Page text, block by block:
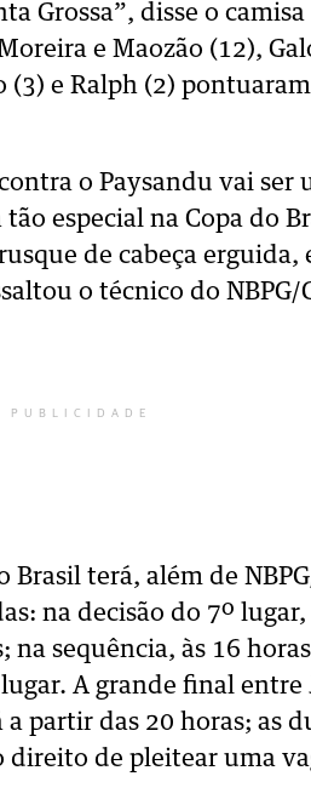
Grossa”, disse o camisa
e Maozão (12),
(3) e Ralph (2)
o Paysandu vai ser
especial na Copa do
de cabeça erguida,
o técnico do NBPG/
PUBLICIDADE
terá, além de
na decisão do 7º
sequência, às 16
A grande final entre
partir das 20 horas; as
de pleitear uma